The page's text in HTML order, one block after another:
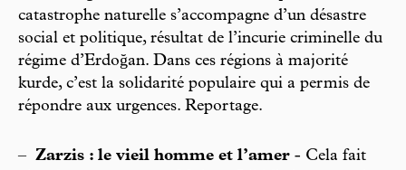
catastrophe naturelle s’accompagne d’un désastre
social et politique, résultat de l’incurie criminelle du
régime d’Erdoğan. Dans ces régions à majorité
kurde, c’est la solidarité populaire qui a permis de
répondre aux urgences. Reportage.
– Zarzis : le vieil homme et l’amer - Cela fait